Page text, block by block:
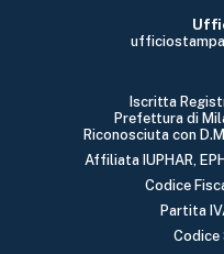
Iscritta
Prefettura di
Riconosciuta con
Affiliata IUPHAR,
Codice
Partita
Codice